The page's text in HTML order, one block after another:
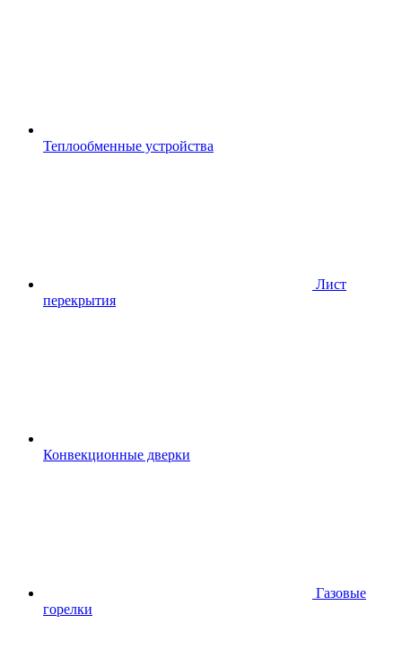
Теплообменные устройства
Лист
перекрытия
Конвекционные дверки
Газовые
горелки